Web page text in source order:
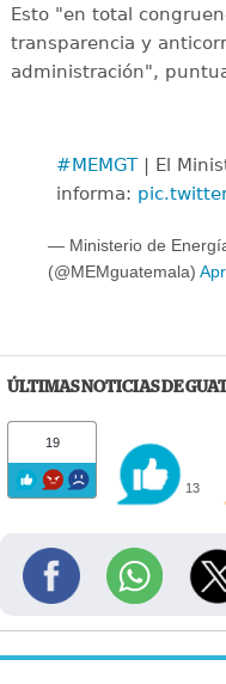
Esto "en total
transparencia y
administración",
#MEMGT| El
informa:
— Ministerio de
(@MEMguatemala)
ÚLTIMAS NOTICIAS DE
19
13